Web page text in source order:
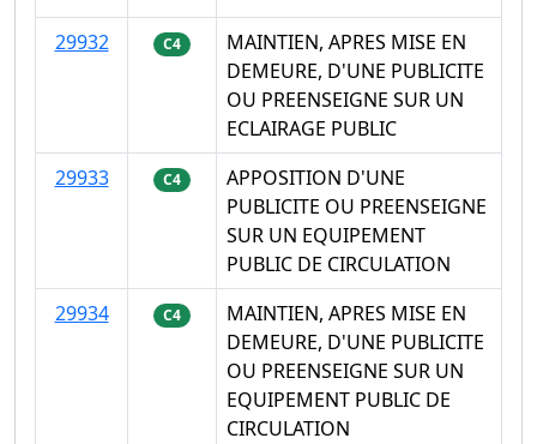
29932
C4
MAINTIEN, APRES MISE EN
DEMEURE, D'UNE PUBLICITE
OU PREENSEIGNE SUR UN
ECLAIRAGE PUBLIC
29933
C4
APPOSITION D'UNE
PUBLICITE OU PREENSEIGNE
SUR UN EQUIPEMENT
PUBLIC DE CIRCULATION
29934
C4
MAINTIEN, APRES MISE EN
DEMEURE, D'UNE PUBLICITE
OU PREENSEIGNE SUR UN
EQUIPEMENT PUBLIC DE
CIRCULATION